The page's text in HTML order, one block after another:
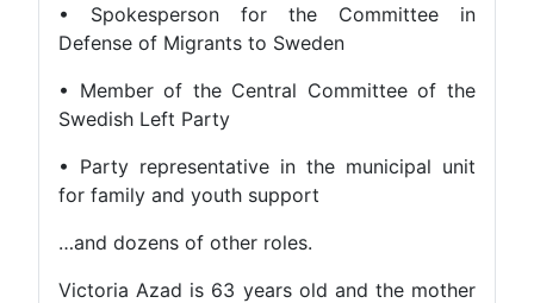
• Spokesperson for the Committee in
Defense of Migrants to Sweden
• Member of the Central Committee of the
Swedish Left Party
• Party representative in the municipal unit
for family and youth support
…and dozens of other roles.
Victoria Azad is 63 years old and the mother